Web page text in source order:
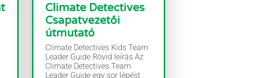
Climate Detectives
Csapatvezetői
útmutató
Climate Detectives Kids Team
Leader Guide Rövid leírás Az
Climate Detectives Team
Leader Guide egy sor lépést